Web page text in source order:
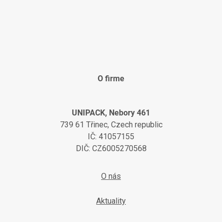
O firme
UNIPACK, Nebory 461
739 61 Třinec, Czech republic
IČ: 41057155
DIČ: CZ6005270568
O nás
Aktuality